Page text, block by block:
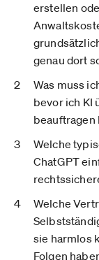
erstellen
genau dort
Was muss
bevor ich KI
beauftragen
Welche
ChatGPT
Welche
sie harmlos
Folgen